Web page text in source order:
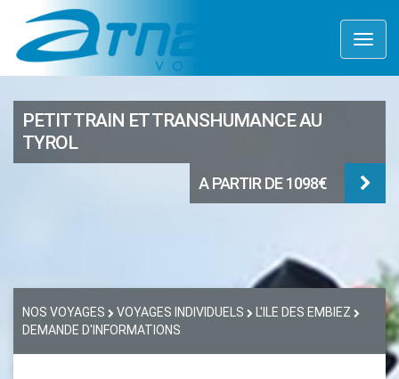
PETIT TRAIN ET TRANSHUMANCE AU
TYROL
A PARTIR DE 1098€
NOS VOYAGES VOYAGES INDIVIDUELS
L'ILE DES EMBIEZ
DEMANDE D'INFORMATIONS